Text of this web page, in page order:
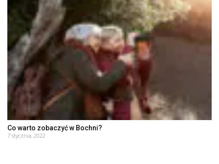
Co warto zobaczyć w Bochni?
7 stycznia, 2022